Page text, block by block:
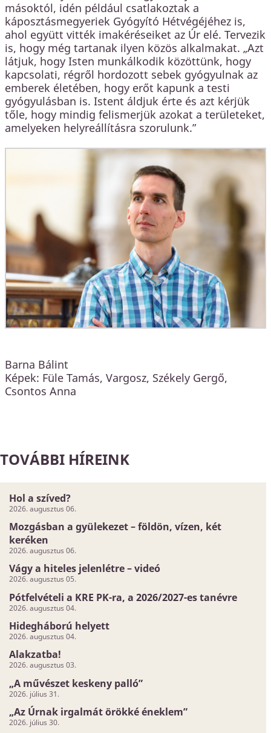
másoktól, idén például csatlakoztak a
káposztásmegyeriek Gyógyító Hétvégéjéhez is,
ahol együtt vitték imakéréseiket az Úr elé. Tervezik
is, hogy még tartanak ilyen közös alkalmakat. „Azt
látjuk, hogy Isten munkálkodik közöttünk, hogy
kapcsolati, régről hordozott sebek gyógyulnak az
emberek életében, hogy erőt kapunk a testi
gyógyulásban is. Istent áldjuk érte és azt kérjük
tőle, hogy mindig felismerjük azokat a területeket,
amelyeken helyreállításra szorulunk.”
Barna Bálint
Képek: Füle Tamás, Vargosz, Székely Gergő,
Csontos Anna
TOVÁBBI HÍREINK
Hol a szíved?
2026. augusztus 06.
Mozgásban a gyülekezet – földön, vízen, két
keréken
2026. augusztus 06.
Vágy a hiteles jelenlétre – videó
2026. augusztus 05.
Pótfelvételi a KRE PK-ra, a 2026/2027-es tanévre
2026. augusztus 04.
Hidegháború helyett
2026. augusztus 04.
Alakzatba!
2026. augusztus 03.
„A művészet keskeny palló”
2026. július 31.
„Az Úrnak irgalmát örökké éneklem”
2026. július 30.